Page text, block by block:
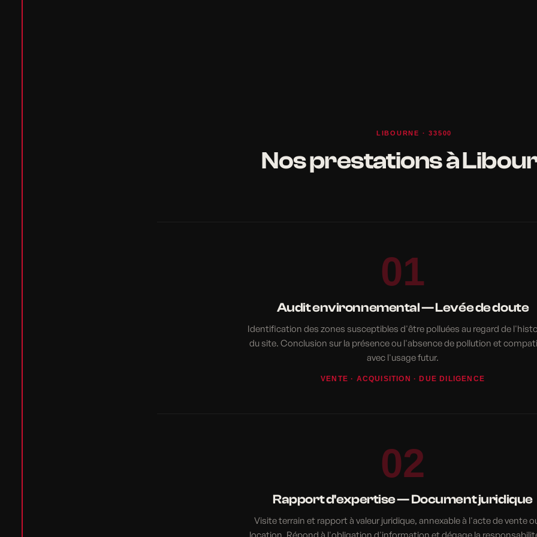
LIBOURNE · 33500
Nos prestations à
01
Audit environnemental — Levée de doute
Identification des zones susceptibles d'être polluées au regard de
du site. Conclusion sur la présence ou l'absence de pollution et
avec l'usage futur.
VENTE · ACQUISITION · DUE DILIGENCE
02
Rapport d'expertise — Document juridique
Visite terrain et rapport à valeur juridique, annexable à l'acte de vente